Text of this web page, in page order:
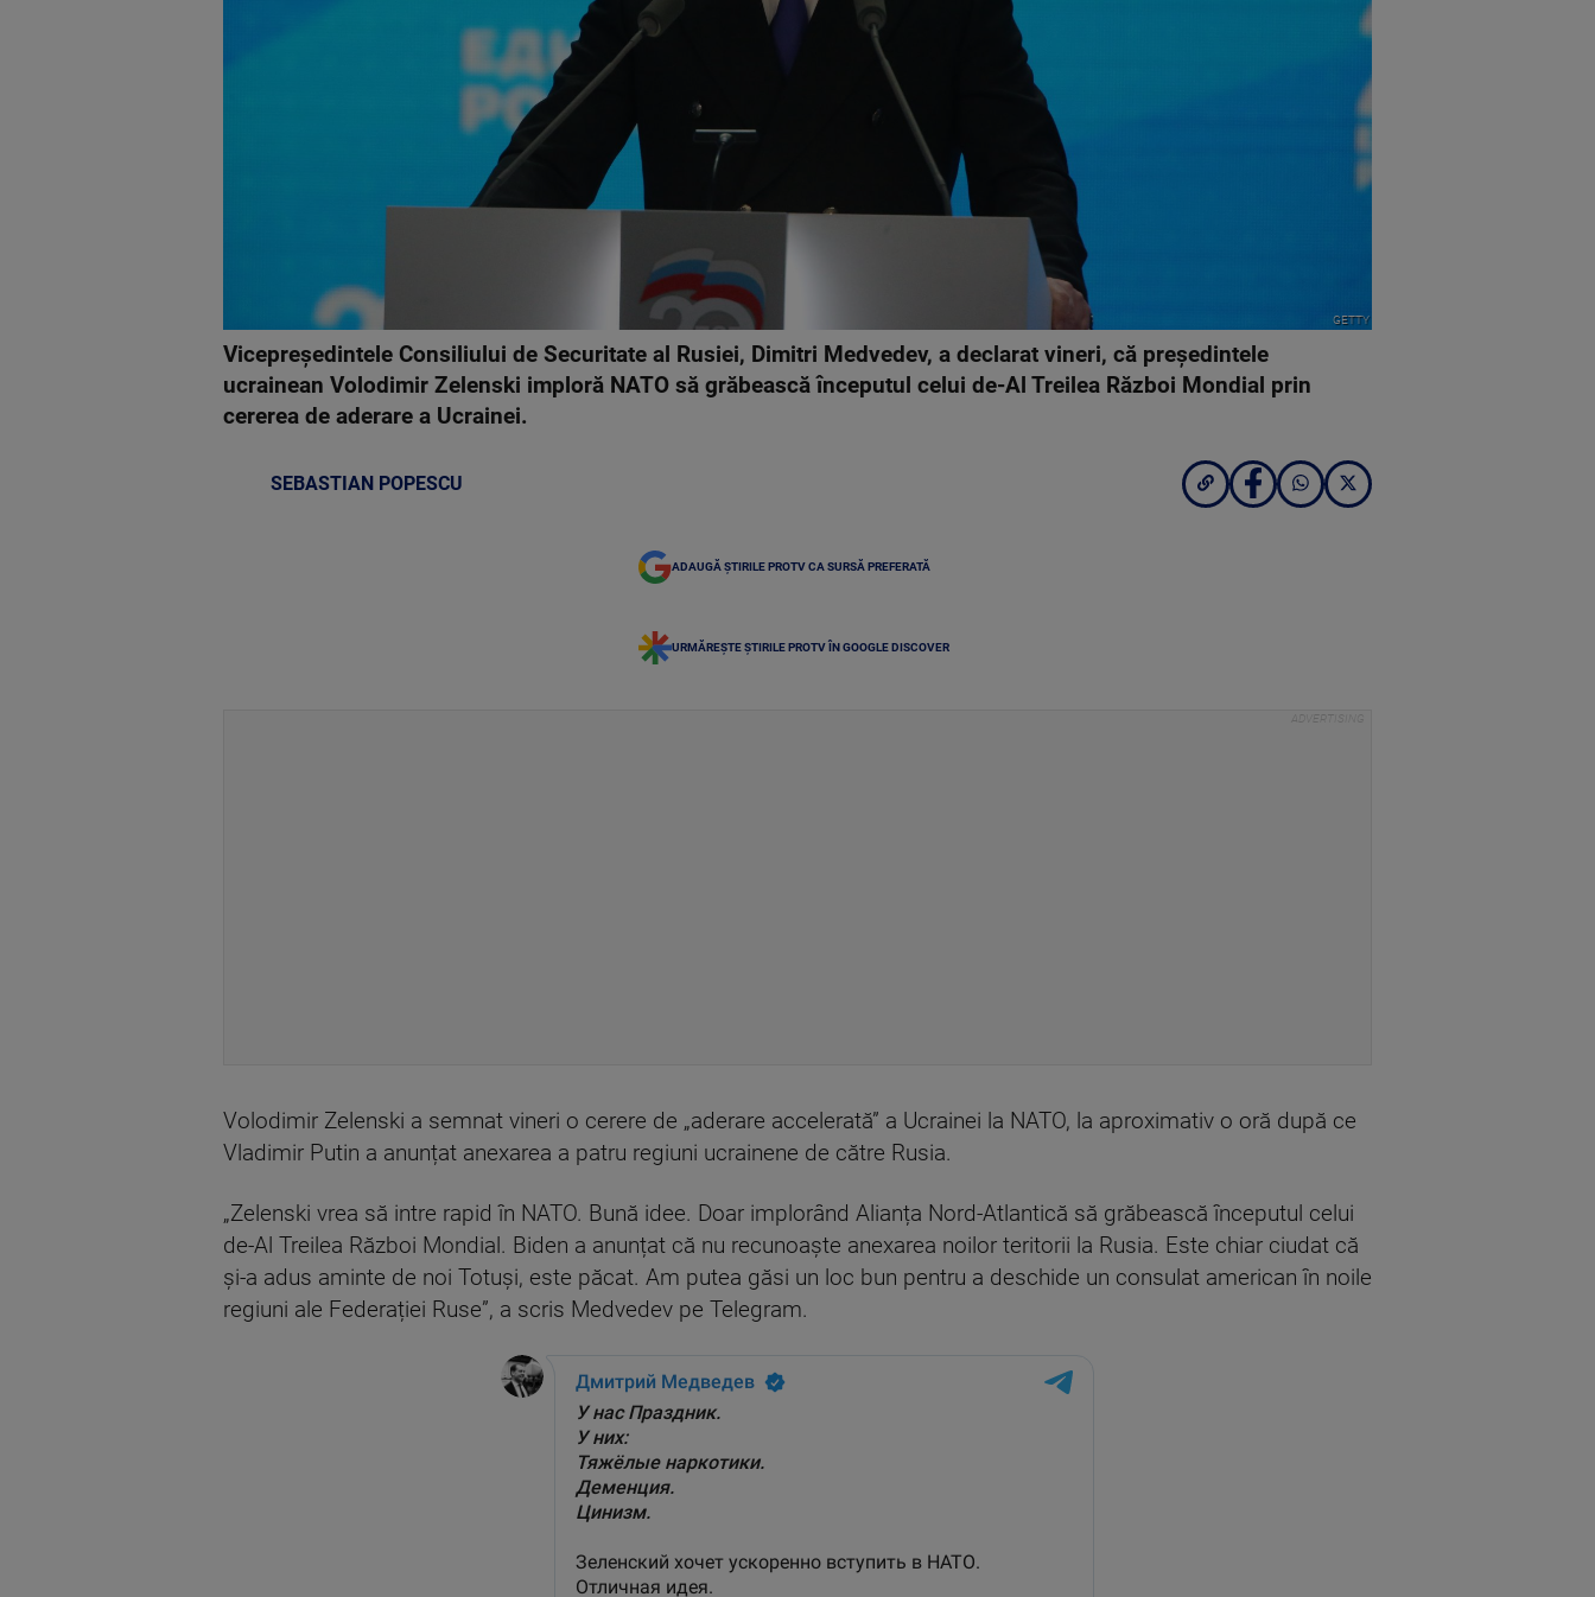
GETTY
Vicepreședintele Consiliului de Securitate al Rusiei, Dimitri Medvedev, a declarat vineri, că președintele
ucrainean Volodimir Zelenski imploră NATO să grăbească începutul celui de-Al Treilea Război Mondial prin
cererea de aderare a Ucrainei.
SEBASTIAN POPESCU
ADAUGĂ ȘTIRILE PROTV CA SURSĂ PREFERATĂ
URMĂREȘTE ȘTIRILE PROTV ÎN GOOGLE DISCOVER
Volodimir Zelenski a semnat vineri o cerere de „aderare accelerată” a Ucrainei la NATO, la aproximativ o oră după ce
Vladimir Putin a anunțat anexarea a patru regiuni ucrainene de către Rusia.
„Zelenski vrea să intre rapid în NATO. Bună idee. Doar implorând Alianța Nord-Atlantică să grăbească începutul celui
de-Al Treilea Război Mondial. Biden a anunțat că nu recunoaște anexarea noilor teritorii la Rusia. Este chiar ciudat că
și-a adus aminte de noi Totuși, este păcat. Am putea găsi un loc bun pentru a deschide un consulat american în noile
regiuni ale Federației Ruse”, a scris Medvedev pe Telegram.